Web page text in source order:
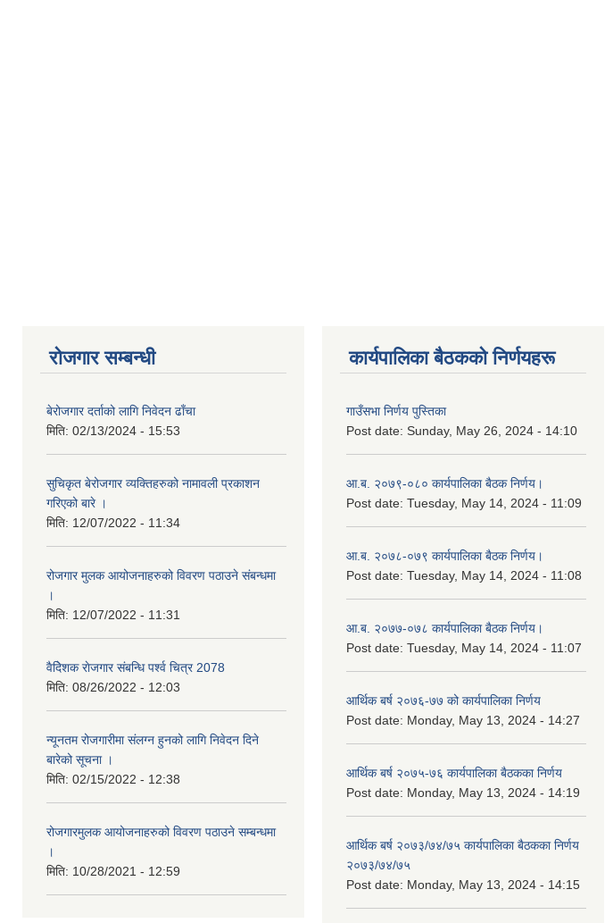
रोजगार सम्बन्धी
बेरोजगार दर्ताको लागि निवेदन ढाँचा
मिति: 02/13/2024 - 15:53
सुचिकृत बेरोजगार व्यक्तिहरुको नामावली प्रकाशन
गरिएको बारे ।
मिति: 12/07/2022 - 11:34
रोजगार मुलक आयोजनाहरुको विवरण पठाउने संबन्धमा
।
मिति: 12/07/2022 - 11:31
वैदेिशक राेजगार संबन्धि पर्श्व चित्र 2078
मिति: 08/26/2022 - 12:03
न्यूनतम रोजगारीमा संलग्न हुनको लागि निवेदन दिने
बारेको सूचना ।
मिति: 02/15/2022 - 12:38
रोजगारमुलक आयोजनाहरुको विवरण पठाउने सम्बन्धमा
।
मिति: 10/28/2021 - 12:59
कार्यपालिका बैठकको निर्णयहरू
गाउँसभा निर्णय पुस्तिका
Post date: Sunday, May 26, 2024 - 14:10
आ.ब. २०७९-०८० कार्यपालिका बैठक निर्णय।
Post date: Tuesday, May 14, 2024 - 11:09
आ.ब. २०७८-०७९ कार्यपालिका बैठक निर्णय।
Post date: Tuesday, May 14, 2024 - 11:08
आ.ब. २०७७-०७८ कार्यपालिका बैठक निर्णय।
Post date: Tuesday, May 14, 2024 - 11:07
आर्थिक बर्ष २०७६-७७ को कार्यपालिका निर्णय
Post date: Monday, May 13, 2024 - 14:27
आर्थिक बर्ष २०७५-७६ कार्यपालिका बैठकका निर्णय
Post date: Monday, May 13, 2024 - 14:19
आर्थिक बर्ष २०७३/७४/७५ कार्यपालिका बैठकका निर्णय
२०७३/७४/७५
Post date: Monday, May 13, 2024 - 14:15